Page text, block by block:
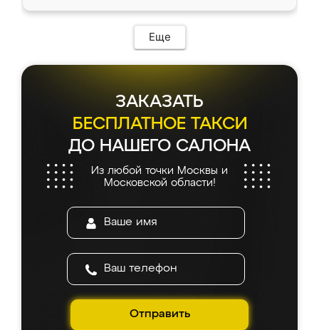
мебель сразу встала на свое место без
каких-либо доработок. Качеством осталась
довольна, все выглядит так, как и ожидала.
Еще
ЗАКАЗАТЬ
БЕСПЛАТНОЕ ТАКСИ
ДО НАШЕГО САЛОНА
Из любой точки Москвы и
Московской области!
Отправить